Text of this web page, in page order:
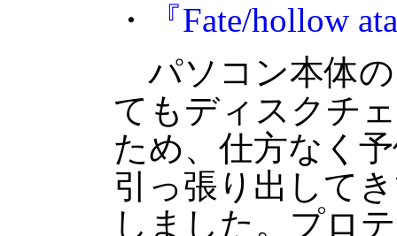
・
『Fate/hollow
パソコン本体
てもディスクチ
ため、仕方なく
引っ張り出して
しました。プロ